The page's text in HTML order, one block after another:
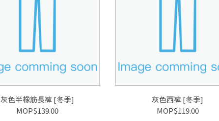
灰色半橡筋長褲 [冬季]
MOP$139.00
灰色西褲 [冬季]
MOP$119.00